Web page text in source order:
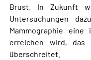
Brust. In Zukunft
Untersuchungen
Mammographie eine
erreichen wird, das
überschreitet.